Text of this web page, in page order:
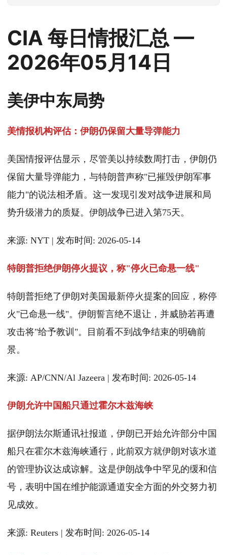
CIA 每日情报汇总 —
2026年05月14日
美伊中东局势
美情报机构评估：伊朗仍保留大量导弹能力
美国情报评估显示，尽管美以持续数周打击，伊朗仍
保留大量导弹能力，与特朗普声称"已摧毁伊朗军事
能力"的说法相矛盾。这一发现引发对战争进展和局
势升级潜力的质疑。伊朗战争已进入第75天。
来源: NYT | 发布时间: 2026-05-14
特朗普拒绝伊朗停火提议，称"停火已命悬一线"
特朗普拒绝了伊朗对美国最新停火提案的回应，称停
火"已命悬一线"。伊朗誓言绝不退让，并威胁若再遭
攻击将"给予教训"。目前看不到战争结束的明确前
景。
来源: AP/CNN/Al Jazeera | 发布时间: 2026-05-14
伊朗允许中国船只通过霍尔木兹海峡
据伊朗法尔斯通讯社报道，伊朗已开始允许部分中国
船只在霍尔木兹海峡通行，此前双方就伊朗对该水道
的管理协议达成谅解。这是伊朗战争中罕见的缓和信
号，表明中国在维护能源通道安全方面的外交努力初
见成效。
来源: Reuters | 发布时间: 2026-05-14